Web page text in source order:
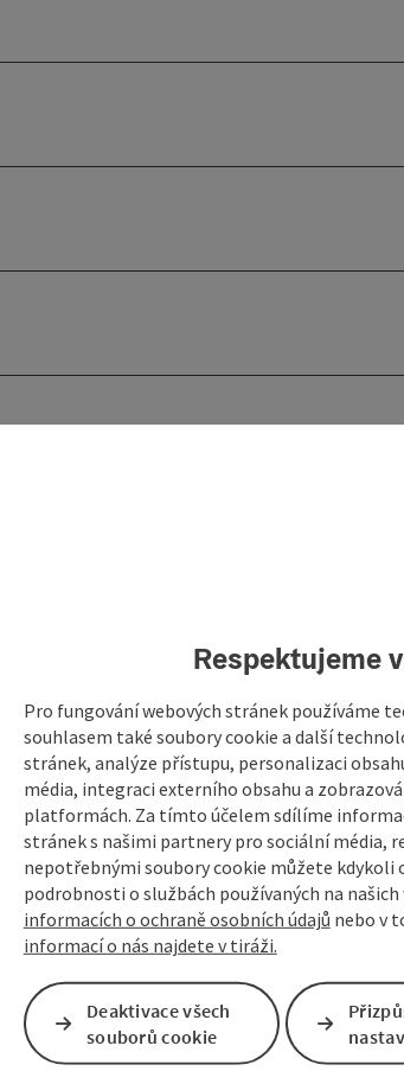
na poznámky Vytvořit PDF
změnu
Respektujeme
Pro fungování webových stránek používáme
souhlasem také soubory cookie a další
stránek, analýze přístupu, personalizaci
média, integraci externího obsahu a
platformách. Za tímto účelem sdílíme
stránek s našimi partnery pro sociální média,
nepotřebnými soubory cookie můžete kdykoli
podrobnosti o službách používaných na
informacích o ochraně osobních údajů nebo v
informací o nás najdete v tiráži.
Deaktivace všech
souborů cookie